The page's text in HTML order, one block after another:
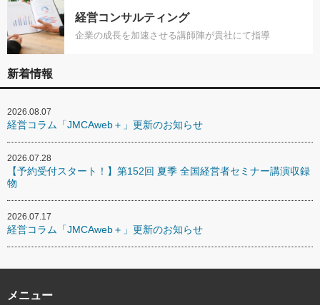
経営コンサルティング
企業の成長を加速させる講師陣が貴社にて指導
新着情報
2026.08.07
経営コラム「JMCAweb＋」更新のお知らせ
2026.07.28
【予約受付スタート！】第152回 夏季 全国経営者セミナー講演収録
物
2026.07.17
経営コラム「JMCAweb＋」更新のお知らせ
メニュー